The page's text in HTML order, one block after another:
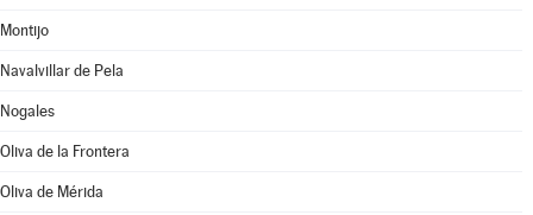
Montijo
Navalvillar de Pela
Nogales
Oliva de la Frontera
Oliva de Mérida